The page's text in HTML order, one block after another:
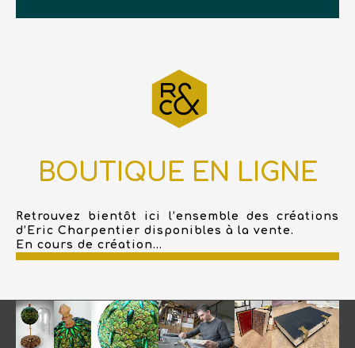
BOUTIQUE EN LIGNE
Retrouvez bientôt ici l’ensemble des créations
d’Eric Charpentier disponibles à la vente.
En cours de création...